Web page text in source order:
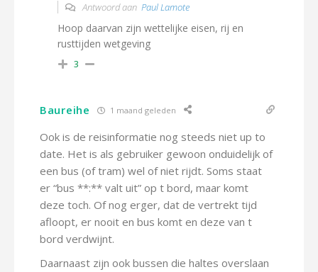
Antwoord aan Paul Lamote
Hoop daarvan zijn wettelijke eisen, rij en
rusttijden wetgeving
3
Baureihe 1 maand geleden
Ook is de reisinformatie nog steeds niet up to
date. Het is als gebruiker gewoon onduidelijk of
een bus (of tram) wel of niet rijdt. Soms staat
er “bus **:** valt uit” op t bord, maar komt
deze toch. Of nog erger, dat de vertrekt tijd
afloopt, er nooit en bus komt en deze van t
bord verdwijnt.
Daarnaast zijn ook bussen die haltes overslaan